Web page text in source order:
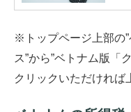
※トップページ上部の
ス”から”ベトナム版「
クリックいただければ